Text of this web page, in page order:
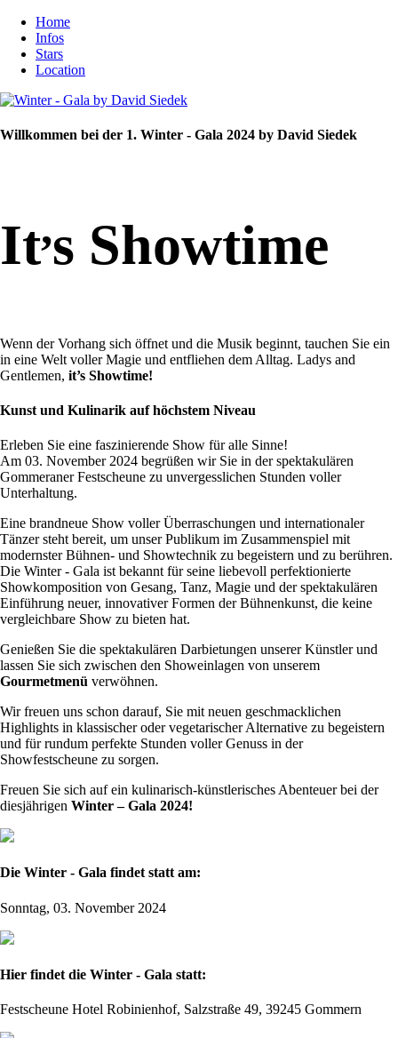
Home
Infos
Stars
Location
Willkommen bei der 1. Winter - Gala 2024 by David Siedek
It,s Showtime
Wenn der Vorhang sich öffnet und die Musik beginnt, tauchen Sie ein
in eine Welt voller Magie und entfliehen dem Alltag. Ladys and
Gentlemen, it’s Showtime!
Kunst und Kulinarik auf höchstem Niveau
Erleben Sie eine faszinierende Show für alle Sinne!
Am 03. November 2024 begrüßen wir Sie in der spektakulären
Gommeraner Festscheune zu unvergesslichen Stunden voller
Unterhaltung.
Eine brandneue Show voller Überraschungen und internationaler
Tänzer steht bereit, um unser Publikum im Zusammenspiel mit
modernster Bühnen- und Showtechnik zu begeistern und zu berühren.
Die Winter - Gala ist bekannt für seine liebevoll perfektionierte
Showkomposition von Gesang, Tanz, Magie und der spektakulären
Einführung neuer, innovativer Formen der Bühnenkunst, die keine
vergleichbare Show zu bieten hat.
Genießen Sie die spektakulären Darbietungen unserer Künstler und
lassen Sie sich zwischen den Showeinlagen von unserem
Gourmetmenü verwöhnen.
Wir freuen uns schon darauf, Sie mit neuen geschmacklichen
Highlights in klassischer oder vegetarischer Alternative zu begeistern
und für rundum perfekte Stunden voller Genuss in der
Showfestscheune zu sorgen.
Freuen Sie sich auf ein kulinarisch-künstlerisches Abenteuer bei der
diesjährigen Winter – Gala 2024!
Die Winter - Gala findet statt am:
Sonntag, 03. November 2024
Hier findet die Winter - Gala statt:
Festscheune Hotel Robinienhof, Salzstraße 49, 39245 Gommern